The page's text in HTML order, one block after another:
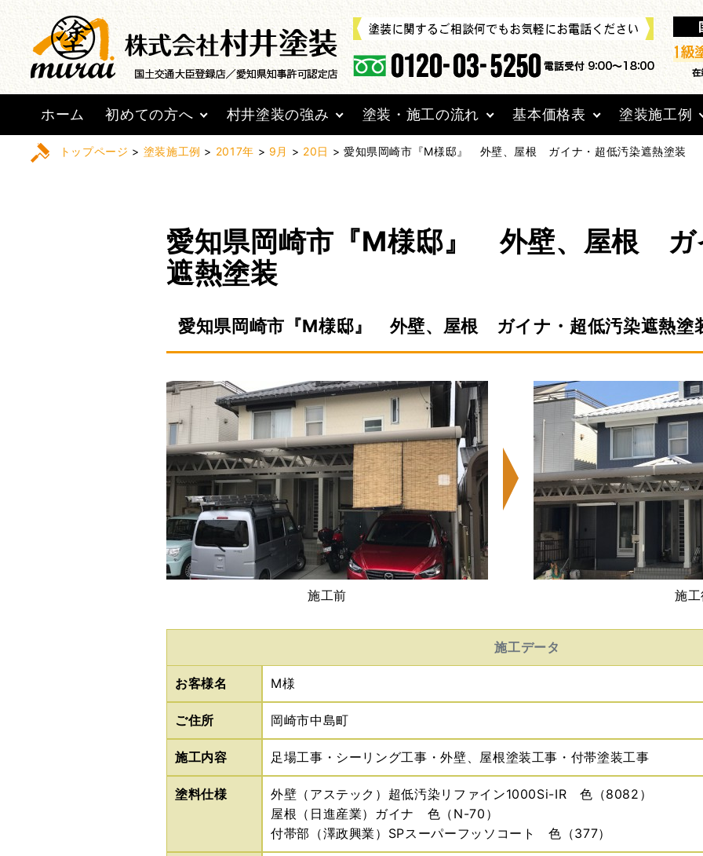
ホーム 初めての方へ 村井塗装の強み 塗装・施工の流れ 基本価格表 塗装施工例
トップページ > 塗装施工例 > 2017年 > 9月 > 20日 > 愛知県岡崎市『M様邸』 外壁、屋根 ガイナ・超低汚染遮熱塗装
愛知県岡崎市『M様邸』 外壁、屋根 ガ
遮熱塗装
愛知県岡崎市『M様邸』 外壁、屋根 ガイナ・超低汚染遮熱塗
施工前 施
施工データ
お客様名 M様
ご住所 岡崎市中島町
施工内容 足場工事・シーリング工事・外壁、屋根塗装工事・付帯塗装工事
塗料仕様
外壁（アステック）超低汚染リファイン1000Si-IR 色（8082）
屋根（日進産業）ガイナ 色（N-70）
付帯部（澤政興業）SPスーパーフッソコート 色（377）